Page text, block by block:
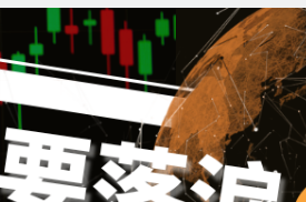
檻仍差關鍵缺口！民主黨七參議員聯合